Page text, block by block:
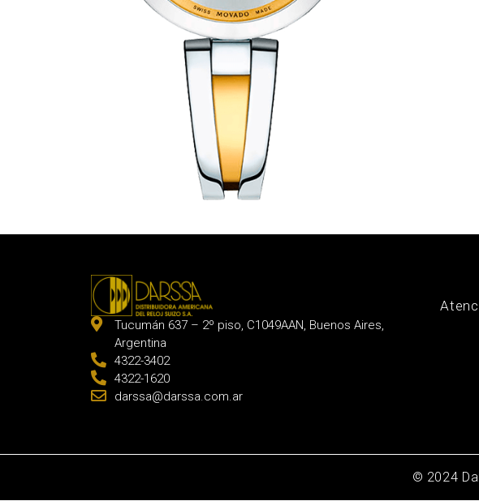
Tucumán 637 – 2º piso, C1049AAN, Buenos Aires,
Argentina
4322-3402
4322-1620
darssa@darssa.com.ar
© 2024